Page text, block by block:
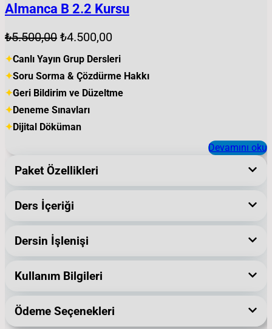
Almanca B 2.2 Kursu
₺5.500,00 O
r
i
j
i
n
i
y
a
t
:
₺
5
₺4.500,00Ş
u
a
n
y
t
₺
4
✦Canlı Yayın Grup Dersleri
✦Soru Sorma & Çözdürme Hakkı
✦Geri Bildirim ve Düzeltme
✦Deneme Sınavları
✦Dijital Döküman
Devamını oku
Paket Özellikleri
Ders İçeriği
Dersin İşlenişi
Kullanım Bilgileri
Ödeme Seçenekleri